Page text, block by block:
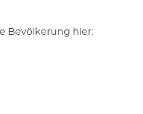
Bevölkerung hier: